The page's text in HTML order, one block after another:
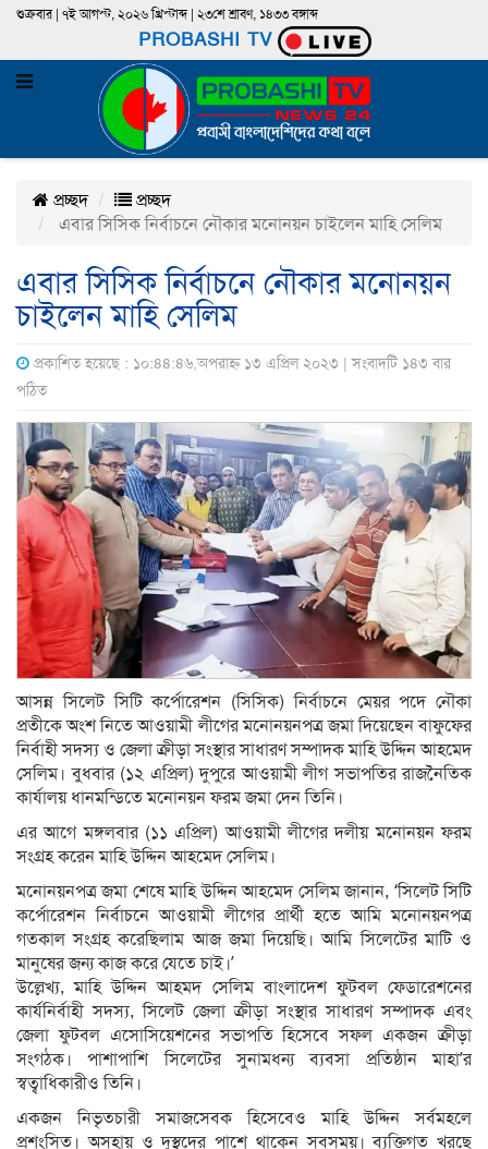
শুক্রবার | ৭ই আগস্ট, ২০২৬ খ্রিস্টাব্দ | ২৩শে শ্রাবণ, ১৪৩৩ বঙ্গাব্দ
PROBASHI TV
প্রচ্ছদ
প্রচ্ছদ
এবার সিসিক নির্বাচনে নৌকার মনোনয়ন চাইলেন মাহি সেলিম
এবার সিসিক নির্বাচনে নৌকার মনোনয়ন
চাইলেন মাহি সেলিম
প্রকাশিত হয়েছে : ১০:৪৪:৪৬,অপরাহ্ন ১৩ এপ্রিল ২০২৩ | সংবাদটি ১৪৩ বার
পঠিত
আসন্ন সিলেট সিটি কর্পোরেশন (সিসিক) নির্বাচনে মেয়র পদে নৌকা
প্রতীকে অংশ নিতে আওয়ামী লীগের মনোনয়নপত্র জমা দিয়েছেন বাফুফের
নির্বাহী সদস্য ও জেলা ক্রীড়া সংস্থার সাধারণ সম্পাদক মাহি উদ্দিন আহমেদ
সেলিম। বুধবার (১২ এপ্রিল) দুপুরে আওয়ামী লীগ সভাপতির রাজনৈতিক
কার্যালয় ধানমন্ডিতে মনোনয়ন ফরম জমা দেন তিনি।
এর আগে মঙ্গলবার (১১ এপ্রিল) আওয়ামী লীগের দলীয় মনোনয়ন ফরম
সংগ্রহ করেন মাহি উদ্দিন আহমেদ সেলিম।
মনোনয়নপত্র জমা শেষে মাহি উদ্দিন আহমেদ সেলিম জানান, ‘সিলেট সিটি
কর্পোরেশন নির্বাচনে আওয়ামী লীগের প্রার্থী হতে আমি মনোনয়নপত্র
গতকাল সংগ্রহ করেছিলাম আজ জমা দিয়েছি। আমি সিলেটের মাটি ও
মানুষের জন্য কাজ করে যেতে চাই।’
উল্লেখ্য, মাহি উদ্দিন আহমদ সেলিম বাংলাদেশ ফুটবল ফেডারেশনের
কার্যনির্বাহী সদস্য, সিলেট জেলা ক্রীড়া সংস্থার সাধারণ সম্পাদক এবং
জেলা ফুটবল এসোসিয়েশনের সভাপতি হিসেবে সফল একজন ক্রীড়া
সংগঠক। পাশাপাশি সিলেটের সুনামধন্য ব্যবসা প্রতিষ্ঠান মাহা’র
স্বত্বাধিকারীও তিনি।
একজন নিভৃতচারী সমাজসেবক হিসেবেও মাহি উদ্দিন সর্বমহলে
প্রশংসিত। অসহায় ও দুস্থদের পাশে থাকেন সবসময়। ব্যক্তিগত খরছে